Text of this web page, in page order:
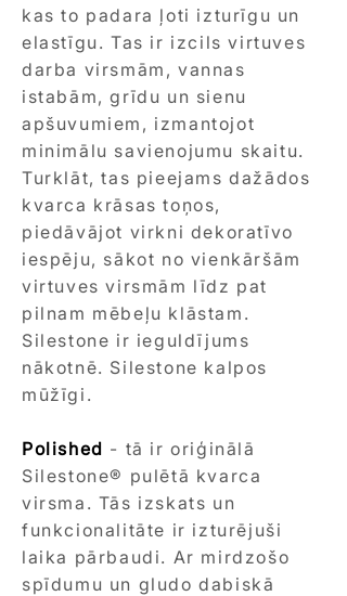
kas to padara ļoti izturīgu un
elastīgu. Tas ir izcils virtuves
darba virsmām, vannas
istabām, grīdu un sienu
apšuvumiem, izmantojot
minimālu savienojumu skaitu.
Turklāt, tas pieejams dažādos
kvarca krāsas toņos,
piedāvājot virkni dekoratīvo
iespēju, sākot no vienkāršām
virtuves virsmām līdz pat
pilnam mēbeļu klāstam.
Silestone ir ieguldījums
nākotnē. Silestone kalpos
mūžīgi.
Polished - tā ir oriģinālā
Silestone® pulētā kvarca
virsma. Tās izskats un
funkcionalitāte ir izturējuši
laika pārbaudi. Ar mirdzošo
spīdumu un gludo dabiskā